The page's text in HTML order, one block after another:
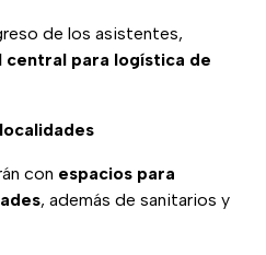
de los asistentes,
central para logística de
con espacios para
, además de sanitarios y